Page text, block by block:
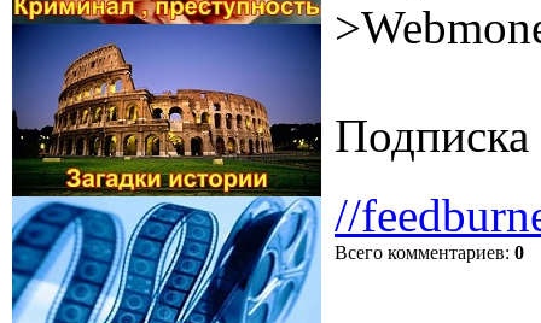
Подписка
//
Всего комментариев: 0